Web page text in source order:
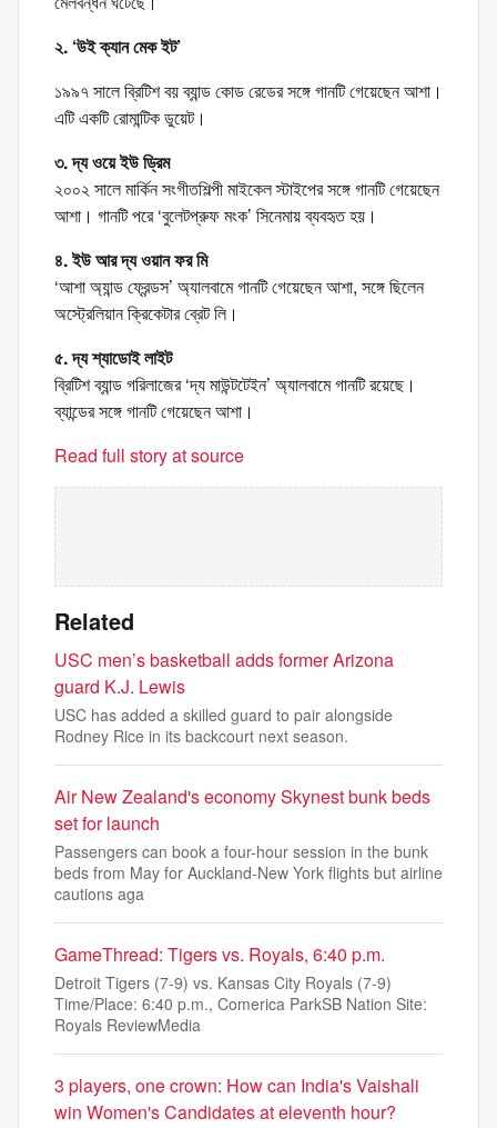
২. ‘উই ক্যান মেক ইট’
১৯৯৭ সালে ব্রিটিশ বয় ব্যান্ড কোড রেডের সঙ্গে গানটি গেয়েছেন আশা।
এটি একটি রোমান্টিক ডুয়েট।
৩. দ্য ওয়ে ইউ ড্রিম
২০০২ সালে মার্কিন সংগীতশিল্পী মাইকেল স্টাইপের সঙ্গে গানটি গেয়েছেন
আশা। গানটি পরে ‘বুলেটপ্রুফ মংক’ সিনেমায় ব্যবহৃত হয়।
৪. ইউ আর দ্য ওয়ান ফর মি
‘আশা অ্যান্ড ফ্রেন্ডস’ অ্যালবামে গানটি গেয়েছেন আশা, সঙ্গে ছিলেন
অস্ট্রেলিয়ান ক্রিকেটার ব্রেট লি।
৫. দ্য শ্যাডোই লাইট
ব্রিটিশ ব্যান্ড গরিলাজের ‘দ্য মাউন্টটেইন’ অ্যালবামে গানটি রয়েছে।
ব্যান্ডের সঙ্গে গানটি গেয়েছেন আশা।
Read full story at source
Related
USC men’s basketball adds former Arizona
guard K.J. Lewis
USC has added a skilled guard to pair alongside
Rodney Rice in its backcourt next season.
Air New Zealand's economy Skynest bunk beds
set for launch
Passengers can book a four-hour session in the bunk
beds from May for Auckland-New York flights but airline
cautions aga
GameThread: Tigers vs. Royals, 6:40 p.m.
Detroit Tigers (7-9) vs. Kansas City Royals (7-9)
Time/Place: 6:40 p.m., Comerica ParkSB Nation Site:
Royals ReviewMedia
3 players, one crown: How can India's Vaishali
win Women's Candidates at eleventh hour?